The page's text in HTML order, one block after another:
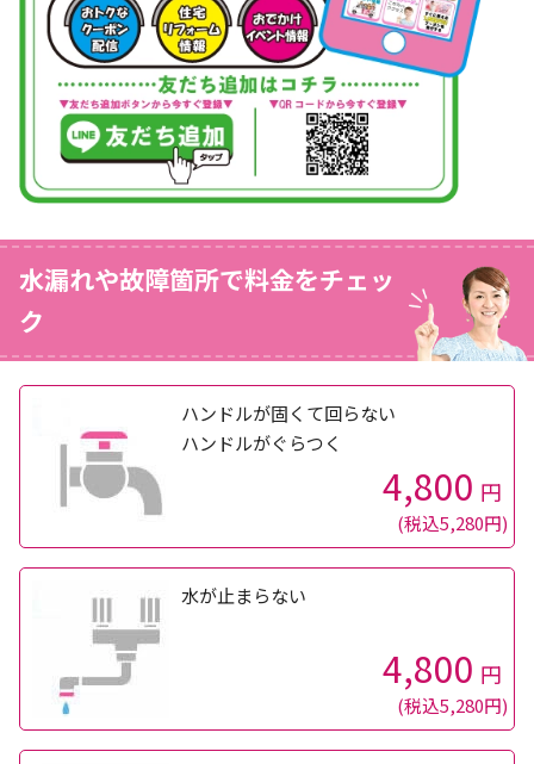
水漏れや故障箇所で料金をチェッ
ク
ハンドルが固くて回らない
ハンドルがぐらつく
4,800 円
(税込5,280円)
水が止まらない
4,800 円
(税込5,280円)